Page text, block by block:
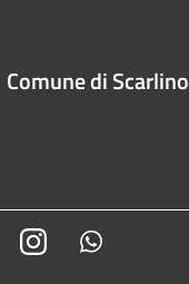
Comune di Scarlino
YoutubeInstagram